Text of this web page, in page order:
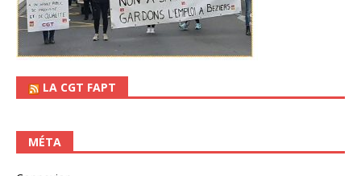
LA CGT FAPT
MÉTA